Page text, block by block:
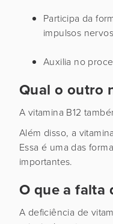
Participa da
impulsos
Auxilia no
Qual o outro
A vitamina B12
Além disso, a
Essa é uma das
importantes.
O que a falta
A deficiência de